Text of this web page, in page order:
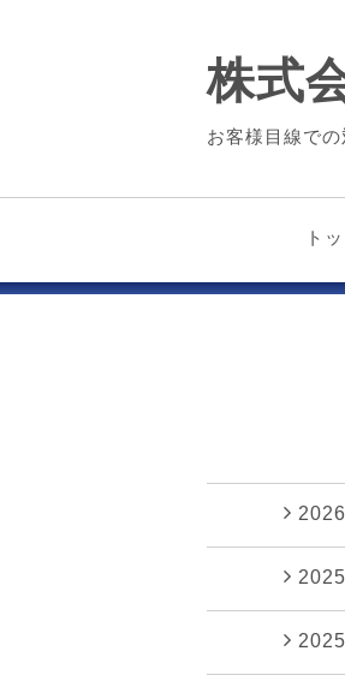
株式
お客様目線での
ト